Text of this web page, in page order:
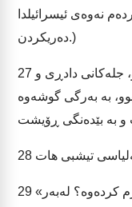
نەوەی ئیسرائیلدا
دەریکردن.)
27
بە بەرگی گوشەوە
28
29 «بینیت ئەحاڤ چۆن لەبەردەممدا خۆی نزم کردەوە؟ لەبەر